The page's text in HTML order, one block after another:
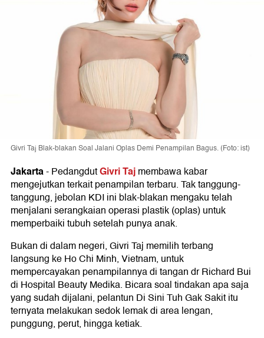
Givri Taj Blak-blakan Soal Jalani Oplas Demi Penampilan Bagus. (Foto: ist)
Jakarta-PedangdutGivri Tajmembawa kabar
mengejutkan terkait penampilan terbaru. Tak tanggung-
tanggung, jebolan KDI ini blak-blakan mengaku telah
menjalani serangkaian operasi plastik (oplas) untuk
memperbaiki tubuh setelah punya anak.
Bukan di dalam negeri, Givri Taj memilih terbang
langsung ke Ho Chi Minh, Vietnam, untuk
mempercayakan penampilannya di tangan dr Richard Bui
di Hospital Beauty Medika. Bicara soal tindakan apa saja
yang sudah dijalani, pelantun Di Sini Tuh Gak Sakit itu
ternyata melakukan sedok lemak di area lengan,
punggung, perut, hingga ketiak.